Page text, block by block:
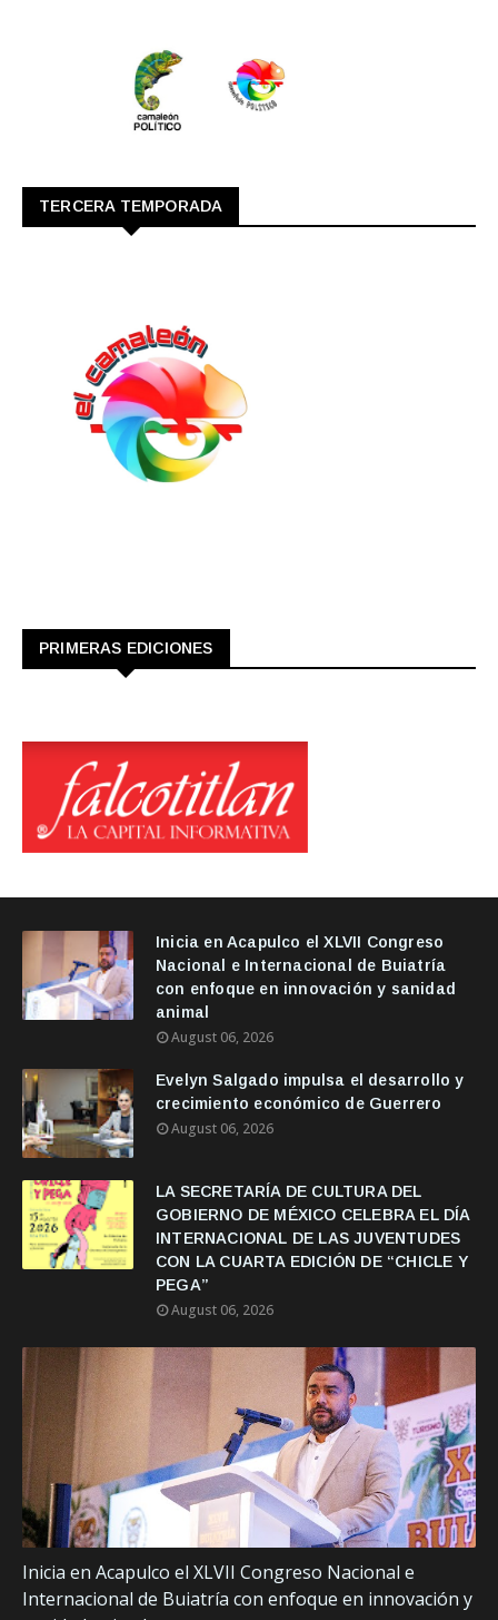
TERCERA TEMPORADA
PRIMERAS EDICIONES
Inicia en Acapulco el XLVII Congreso
Nacional e Internacional de Buiatría
con enfoque en innovación y sanidad
animal
August 06, 2026
Evelyn Salgado impulsa el desarrollo y
crecimiento económico de Guerrero
August 06, 2026
LA SECRETARÍA DE CULTURA DEL
GOBIERNO DE MÉXICO CELEBRA EL DÍA
INTERNACIONAL DE LAS JUVENTUDES
CON LA CUARTA EDICIÓN DE “CHICLE Y
PEGA”
August 06, 2026
Inicia en Acapulco el XLVII Congreso Nacional e
Internacional de Buiatría con enfoque en innovación y